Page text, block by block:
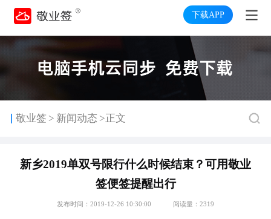
下载APP
敬业签 > 新闻动态 >正文
新乡2019单双号限行什么时候结束？可用敬业
签便签提醒出行
发布时间：2019-12-26 10:30:00 阅读量：2319